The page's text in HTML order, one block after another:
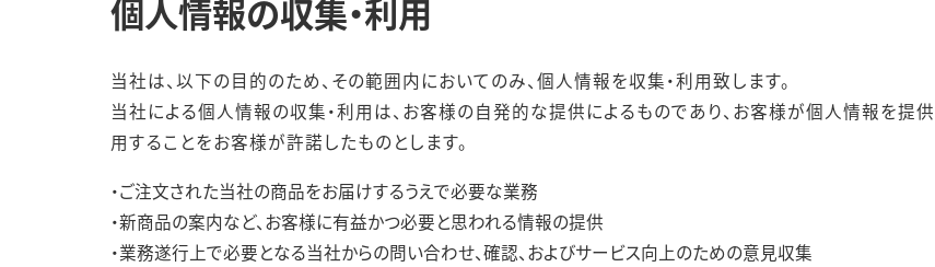
日本精密測器株式会社
プライバシーポリシー ご利用規約 サイトマップ
個人情報の収集・利用
当社は、以下の目的のため、その範囲内においてのみ、個人情報を収集・利用致します。
当社による個人情報の収集・利用は、お客様の自発的な提供によるものであり、お客様が個人情報を提
用することをお客様が許諾したものとします。
・ご注文された当社の商品をお届けするうえで必要な業務
・新商品の案内など、お客様に有益かつ必要と思われる情報の提供
・業務遂行上で必要となる当社からの問い合わせ、確認、およびサービス向上のための意見収集